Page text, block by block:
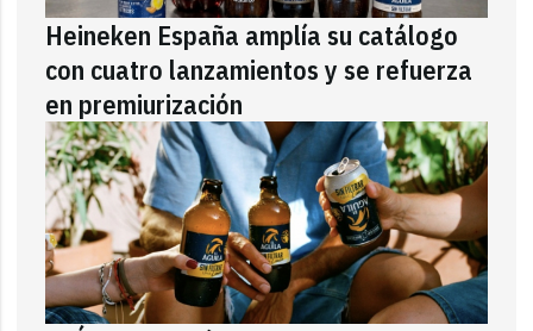
Heineken España amplía su catálogo
con cuatro lanzamientos y se refuerza
en premiurización